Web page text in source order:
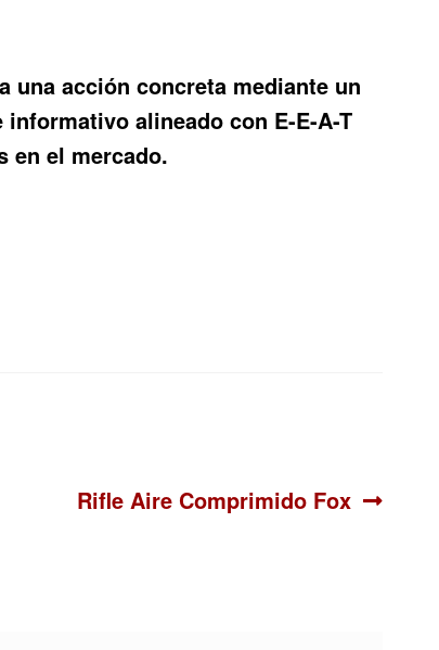
una acción concreta mediante un
alineado con E-E-A-T
en el mercado.
Siguiente:
Rifle Aire Comprimido Fox